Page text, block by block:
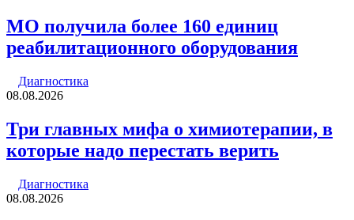
МО получила более 160 единиц
реабилитационного оборудования
Диагностика
08.08.2026
Три главных мифа о химиотерапии, в
которые надо перестать верить
Диагностика
08.08.2026